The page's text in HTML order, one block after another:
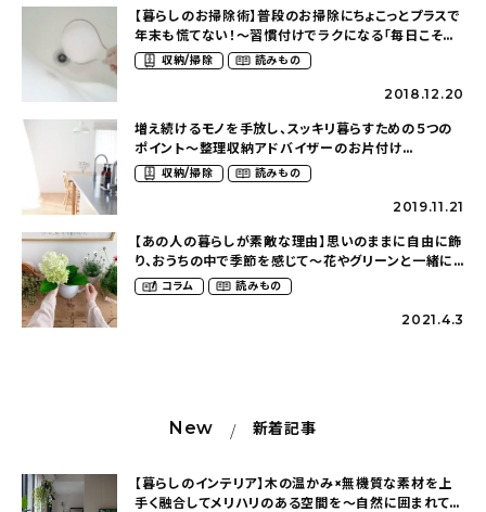
【暮らしのお掃除術】普段のお掃除にちょこっとプラスで
年末も慌てない！～習慣付けでラクになる「毎日こそう
じ」（ayunemo0716さん）
収納/掃除 読みもの
2018.12.20
増え続けるモノを手放し、スッキリ暮らすための５つの
ポイント〜整理収納アドバイザーのお片付け
（nika.homeさん）
収納/掃除 読みもの
2019.11.21
【あの人の暮らしが素敵な理由】思いのままに自由に飾
り、おうちの中で季節を感じて〜花やグリーンと一緒に
暮らす（ruru_houseさん）
コラム 読みもの
2021.4.3
New 新着記事
【暮らしのインテリア】木の温かみ×無機質な素材を上
手く融合してメリハリのある空間を〜自然に囲まれて暮